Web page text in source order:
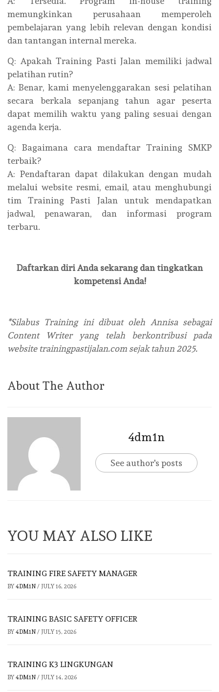
memungkinkan perusahaan memperoleh
pembelajaran yang lebih relevan dengan kondisi
dan tantangan internal mereka.
Q: Apakah Training Pasti Jalan memiliki jadwal
pelatihan rutin?
A: Benar, kami menyelenggarakan sesi pelatihan
secara berkala sepanjang tahun agar peserta
dapat memilih waktu yang paling sesuai dengan
agenda kerja.
Q: Bagaimana cara mendaftar Training SMKP
terbaik?
A: Pendaftaran dapat dilakukan dengan mudah
melalui website resmi, email, atau menghubungi
tim Training Pasti Jalan untuk mendapatkan
jadwal, penawaran, dan informasi program
terbaru.
Daftarkan diri Anda sekarang dan tingkatkan
kompetensi Anda!
*Silabus Training ini dibuat oleh Annisa sebagai
Content Writer yang telah berkontribusi pada
website trainingpastijalan.com sejak tahun 2025.
About The Author
4dm1n
See author's posts
YOU MAY ALSO LIKE
TRAINING FIRE SAFETY MANAGER
BY 4DM1N / JULY 16, 2026
TRAINING BASIC SAFETY OFFICER
BY 4DM1N / JULY 15, 2026
TRAINING K3 LINGKUNGAN
BY 4DM1N / JULY 14, 2026